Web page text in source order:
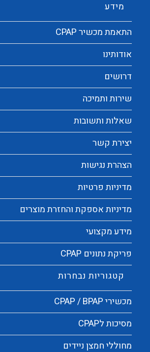
מידע
התאמת מכשיר CPAP
אודותינו
דרושים
שירות ותמיכה
שאלות ותשובות
יצירת קשר
הצהרת נגישות
מדיניות פרטיות
מדיניות אספקת והחזרת מוצרים
מידע מקצועי
פריקת נתונים CPAP
קטגוריות נבחרות
מכשירי CPAP / BPAP
מסיכות לCPAP
מחוללי חמצן ניידים